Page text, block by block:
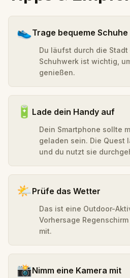
👟Trage bequeme Schuhe
Du läufst durch die Stadt
Schuhwerk ist wichtig,
genießen.
🔋 Lade dein Handy auf
Dein Smartphone sollte
geladen sein. Die Quest
und du nutzt sie
🌤️Prüfe das Wetter
Das ist eine Outdoor-
Vorhersage
mit.
📸Nimm eine Kamera mit